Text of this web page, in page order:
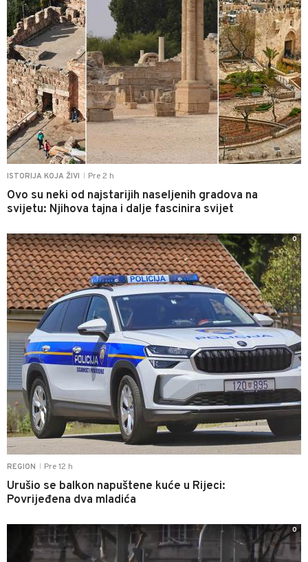
ISTORIJA KOJA ŽIVI Pre 2 h
Ovo su neki od najstarijih naseljenih gradova na
svijetu: Njihova tajna i dalje fascinira svijet
REGION Pre 12 h
Urušio se balkon napuštene kuće u Rijeci:
Povrijeđena dva mladića
0
0